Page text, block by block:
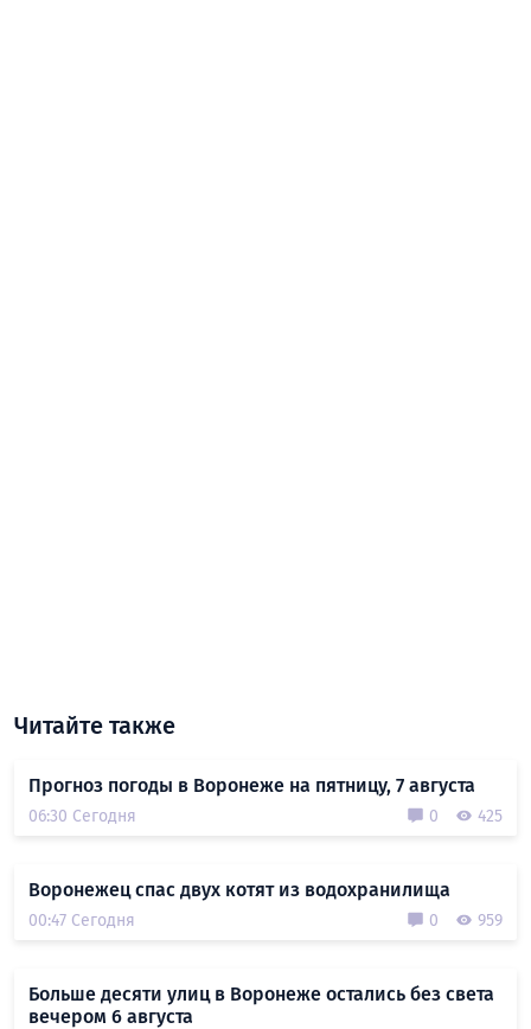
Читайте также
Прогноз погоды в Воронеже на пятницу, 7 августа
06:30 Сегодня 0 425
Воронежец спас двух котят из водохранилища
00:47 Сегодня 0 959
Больше десяти улиц в Воронеже остались без света
вечером 6 августа